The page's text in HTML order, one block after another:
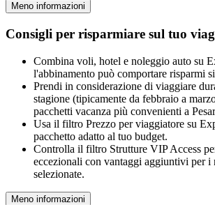
Meno informazioni
Consigli per risparmiare sul tuo
Combina voli, hotel e noleggio auto su
l'abbinamento può comportare risparmi
Prendi in considerazione di viaggiare
stagione (tipicamente da febbraio a
pacchetti vacanza più convenienti a
Usa il filtro Prezzo per viaggiatore su
pacchetto adatto al tuo budget.
Controlla il filtro Strutture VIP Access
eccezionali con vantaggi aggiuntivi per i
selezionate.
Meno informazioni